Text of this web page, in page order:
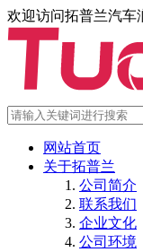
欢迎访问拓普兰汽车
网站首页
关于拓普兰
公司简介
联系我们
企业文化
公司环境